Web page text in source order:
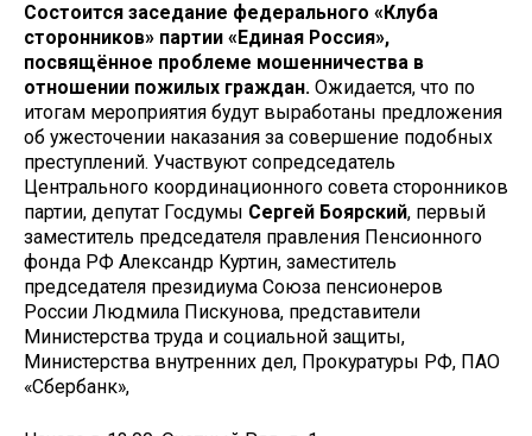
Состоится заседание федерального «Клуба
сторонников» партии «Единая Россия»,
посвящённое проблеме мошенничества в
отношении пожилых граждан. Ожидается, что по
итогам мероприятия будут выработаны предложения
об ужесточении наказания за совершение подобных
преступлений. Участвуют сопредседатель
Центрального координационного совета сторонников
партии, депутат Госдумы Сергей Боярский, первый
заместитель председателя правления Пенсионного
фонда РФ Александр Куртин, заместитель
председателя президиума Союза пенсионеров
России Людмила Пискунова, представители
Министерства труда и социальной защиты,
Министерства внутренних дел, Прокуратуры РФ, ПАО
«Сбербанк»,